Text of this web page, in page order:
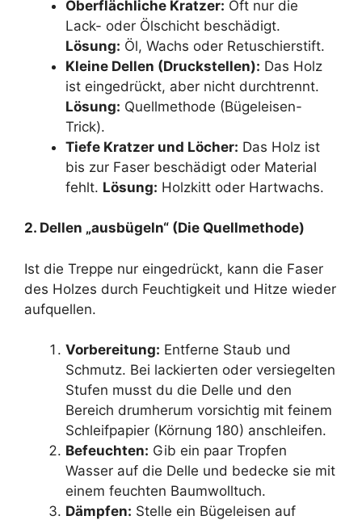
Oberflächliche Kratzer: Oft nur die
Lack- oder Ölschicht beschädigt.
Lösung: Öl, Wachs oder Retuschierstift.
Kleine Dellen (Druckstellen): Das Holz
ist eingedrückt, aber nicht durchtrennt.
Lösung: Quellmethode (Bügeleisen-
Trick).
Tiefe Kratzer und Löcher: Das Holz ist
bis zur Faser beschädigt oder Material
fehlt. Lösung: Holzkitt oder Hartwachs.
2. Dellen „ausbügeln“ (Die Quellmethode)
Ist die Treppe nur eingedrückt, kann die Faser
des Holzes durch Feuchtigkeit und Hitze wieder
aufquellen.
Vorbereitung: Entferne Staub und
Schmutz. Bei lackierten oder versiegelten
Stufen musst du die Delle und den
Bereich drumherum vorsichtig mit feinem
Schleifpapier (Körnung 180) anschleifen.
Befeuchten: Gib ein paar Tropfen
Wasser auf die Delle und bedecke sie mit
einem feuchten Baumwolltuch.
Dämpfen: Stelle ein Bügeleisen auf